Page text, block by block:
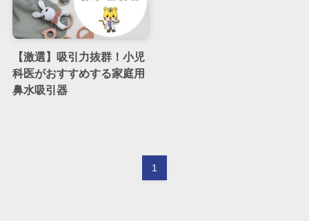
【激選】吸引力抜群！小児
科医がおすすめする家庭用
鼻水吸引器
1